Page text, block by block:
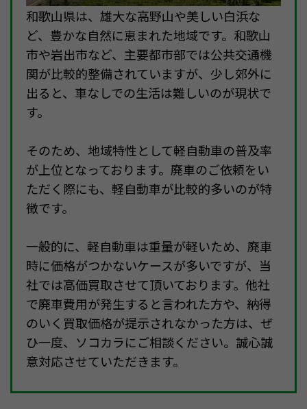
和歌山県は、雄大な高野山や美しい白浜な
ど、豊かな自然に恵まれた地域です。和歌山
市や岩出市など、主要都市部では公共交通機
関が比較的整備されていますが、少し郊外に
出ると、車なしでの生活は難しいのが現状で
す。
そのため、地域特性として軽自動車の普及率
が上位となっております。廃車のご依頼をい
ただく際にも、軽自動車が比較的多いのが特
徴です。
一般的に、軽自動車は重量が軽いため、廃車
時に価格がつかないケースが多いですが、当
社では高価買取させて頂いております。他社
で廃車費用が発生すると言われた方や、納得
のいく買取価格が提示されなかった方は、ぜ
ひ一度、ソコカラにご相談ください。誠心誠
意対応させていただきます。